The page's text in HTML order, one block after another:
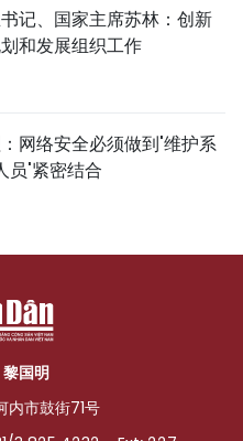
记、国家主席苏林：创新
和发展组织工作
网络安全必须做到'维护系
员'紧密结合
黎国明
内市鼓街71号